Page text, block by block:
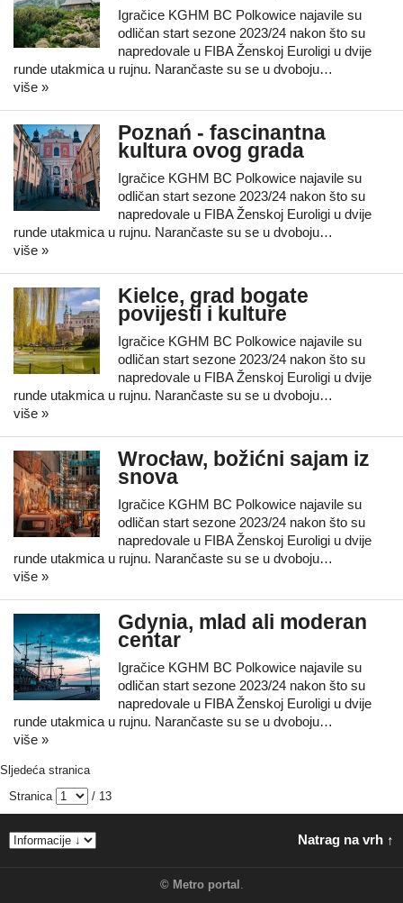
Igračice KGHM BC Polkowice najavile su
odličan start sezone 2023/24 nakon što su
napredovale u FIBA Ženskoj Euroligi u dvije
runde utakmica u rujnu. Narančaste su se u dvoboju…
više »
Poznań - fascinantna
kultura ovog grada
Igračice KGHM BC Polkowice najavile su
odličan start sezone 2023/24 nakon što su
napredovale u FIBA Ženskoj Euroligi u dvije
runde utakmica u rujnu. Narančaste su se u dvoboju…
više »
Kielce, grad bogate
povijesti i kulture
Igračice KGHM BC Polkowice najavile su
odličan start sezone 2023/24 nakon što su
napredovale u FIBA Ženskoj Euroligi u dvije
runde utakmica u rujnu. Narančaste su se u dvoboju…
više »
Wrocław, božićni sajam iz
snova
Igračice KGHM BC Polkowice najavile su
odličan start sezone 2023/24 nakon što su
napredovale u FIBA Ženskoj Euroligi u dvije
runde utakmica u rujnu. Narančaste su se u dvoboju…
više »
Gdynia, mlad ali moderan
centar
Igračice KGHM BC Polkowice najavile su
odličan start sezone 2023/24 nakon što su
napredovale u FIBA Ženskoj Euroligi u dvije
runde utakmica u rujnu. Narančaste su se u dvoboju…
više »
Sljedeća stranica
Stranica
/ 13
Natrag na vrh ↑
© Metro portal .